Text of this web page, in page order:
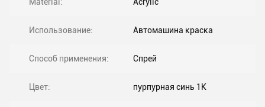
Использование: Автомашина краска
Способ применения: Спрей
Цвет: пурпурная синь 1K